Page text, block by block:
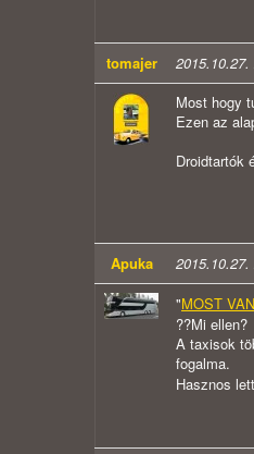
tomajer
Most hogy
Ezen az
Droidtartók
Apuka
"MOST
??Mi ellen?
A taxisok
fogalma.
Hasznos